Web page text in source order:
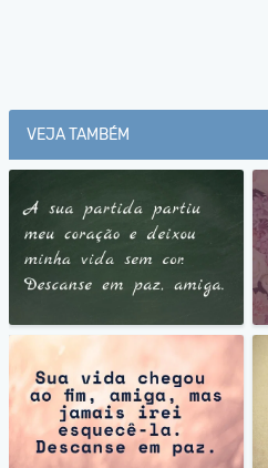
VEJA TAMBÉM